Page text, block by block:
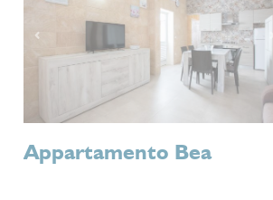
Previous
Appartamento Bea